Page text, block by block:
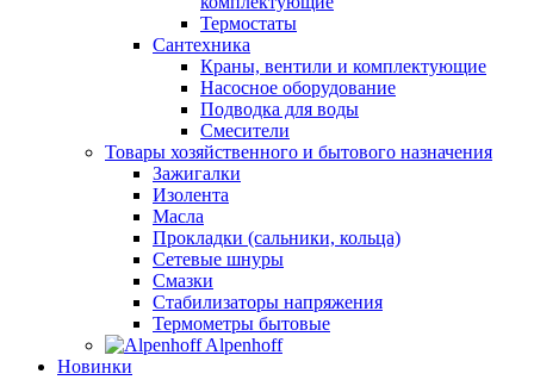
Термостаты
Сантехника
Краны, вентили и комплектующие
Насосное оборудование
Подводка для воды
Смесители
Товары хозяйственного и бытового назначения
Зажигалки
Изолента
Масла
Прокладки (сальники, кольца)
Сетевые шнуры
Смазки
Стабилизаторы напряжения
Термометры бытовые
Alpenhoff
Новинки